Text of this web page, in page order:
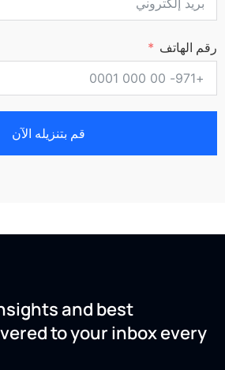
رقم الهاتف
قم بتنزيله الآن
and best
to your inbox every